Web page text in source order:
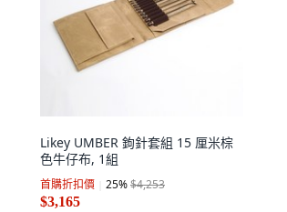
Likey UMBER 鉤針套組 15 厘米棕
色牛仔布, 1組
首購折扣價 25%$4,253
$3,165